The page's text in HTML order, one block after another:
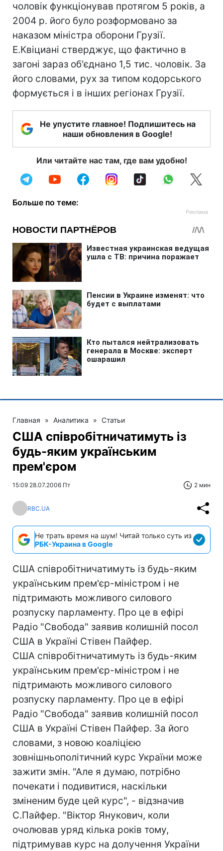
чоловік функціонував протягом 5 років, а
2004 р. його було розформовано за
наказом міністра оборони Грузії.
Е.Квіциані стверджує, що фактично в
загоні зараз об'єднано 1,5 тис. чоловік. За
його словами, рух за типом кодорського
формується і в інших регіонах Грузії.
Не упустите главное! Подпишитесь на
наши обновления в Google!
Или читайте нас там, где вам удобно!
Больше по теме:
Главная » Аналитика » Статьи
США співробітничатимуть із
будь-яким українським
прем'єром
15:09 28.07.2006 Пт 2 мин
RBC.UA
Не трать время на шум! Читай только суть из
РБК-Украина в Google
США співробітничатимуть із будь-яким
українським прем'єр-міністром і не
підтримають можливого силового
розпуску парламенту. Про це в ефірі
Радіо "Свобода" заявив колишній посол
США в Україні Стівен Пайфер.
США співробітничатимуть із будь-яким
українським прем'єр-міністром і не
підтримають можливого силового
розпуску парламенту. Про це в ефірі
Радіо "Свобода" заявив колишній посол
США в Україні Стівен Пайфер. За його
словами, з новою коаліцією
зовнішньополітичний курс України може
зажити змін. "Але я думаю, потрібно
почекати і подивитися, наскільки
зміненим буде цей курс", - відзначив
С.Пайфер. "Віктор Янукович, коли
очолював уряд кілька років тому,
підтримував курс на долучення України